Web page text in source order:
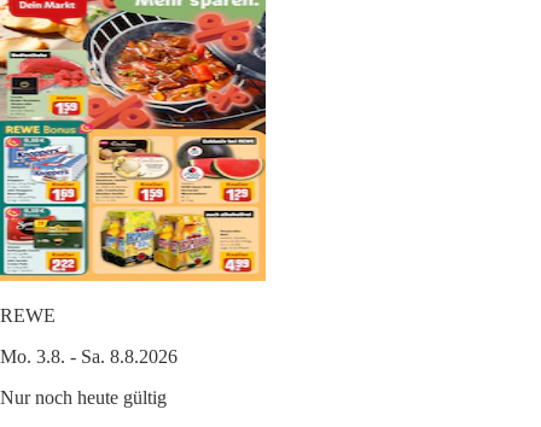
REWE
Mo. 3.8. - Sa. 8.8.2026
Nur noch heute gültig